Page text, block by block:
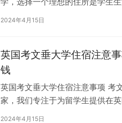
学（以下简称利兹贝大）作为英
2024年4月15日
英国考文垂大学住宿注意
钱
英国考文垂大学住宿注意事项 考
家，我们专注于为留学生提供在
深入探讨英国考文垂大学住宿的
2024年4月15日